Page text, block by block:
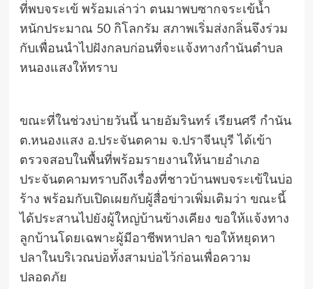
ที่พบจระเข้ พร้อมเล่าว่า ตนมาพบซากจระเข้น้ำ
หนักประมาณ 50 กิโลกรัม สภาพเริ่มส่งกลิ่นจึงร่วม
กับเพื่อนนำไปฝังกลบก่อนที่จะแจ้งทางกำนันตำบล
หนองแสงให้ทราบ
ขณะที่ในช่วงบ่ายวันนี้ นายอัมรินทร์ เรียนศรี กำนัน
ต.หนองแสง อ.ประจันตคาม จ.ปราจีนบุรี ได้เข้า
ตรวจสอบในพื้นที่พร้อมรายงานให้นายอำเภอ
ประจันตคามทราบถึงเรื่องที่ชาวบ้านพบจระเข้ในบ่อ
ร้าง พร้อมกับเปิดเผยกับผู้สื่อข่าวเพิ่มเติมว่า ขณะนี้
ได้ประสานไปยังผู้ใหญ่บ้านข้างเคียง ขอให้แจ้งทาง
ลูกบ้านโดยเฉพาะผู้มีอาชีพหาปลา ขอให้หยุดหา
ปลาในบริเวณบ่อทั้งสามบ่อไว้ก่อนเพื่อความ
ปลอดภัย